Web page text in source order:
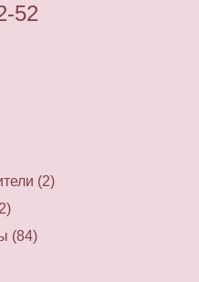
52
(2)
(84)